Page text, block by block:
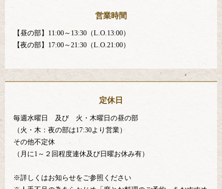
営業時間
【昼の部】11:00～13:30（L.O.13:00）
【夜の部】17:00～21:30（L.O.21:00）
定休日
毎週水曜日 及び 火・木曜日の昼の部
（火・木：夜の部は17:30より営業）
その他不定休
（月に1～２回程度連休及び日曜お休み有）
※詳しくはお知らせをご参照ください